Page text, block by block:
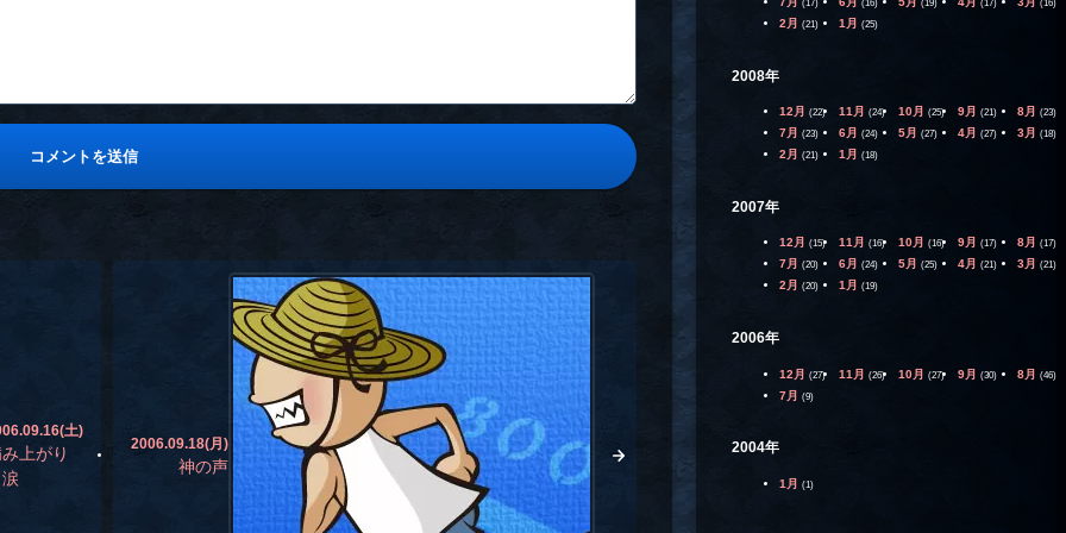
土)
上がり
2006.09.18(月)
神の声
(17) (16) (19) (17) (16)
2月 (21) 1月 (25)
2008年
12月 (22) 11月 (24) 10月 (25) 9月 (21) 8月 (23)
7月 (23) 6月 (24) 5月 (27) 4月 (27) 3月 (18)
2月 (21) 1月 (18)
2007年
12月 (15) 11月 (16) 10月 (16) 9月 (17) 8月 (17)
7月 (20) 6月 (24) 5月 (25) 4月 (21) 3月 (21)
2月 (20) 1月 (19)
2006年
12月 (27) 11月 (26) 10月 (27) 9月 (30) 8月 (46)
7月 (9)
2004年
1月 (1)